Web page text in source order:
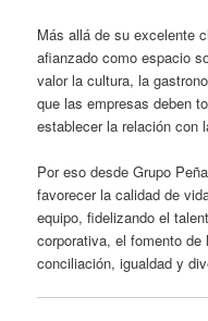
Más allá de su excelente
afianzado como espacio
valor la cultura, la
que las empresas deben
establecer la relación con
Por eso desde Grupo
favorecer la calidad de
equipo, fidelizando el
corporativa, el fomento
conciliación, igualdad y